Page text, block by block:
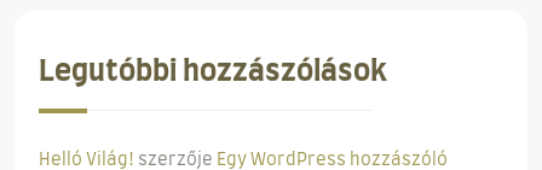
Legutóbbi hozzászólások
Helló Világ! szerzője Egy WordPress hozzászóló